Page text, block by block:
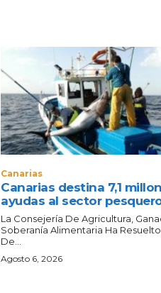
Canarias
Canarias destina 7,1
ayudas al sector
La Consejería De Agricultura,
Soberanía Alimentaria Ha
De...
Agosto 6, 2026